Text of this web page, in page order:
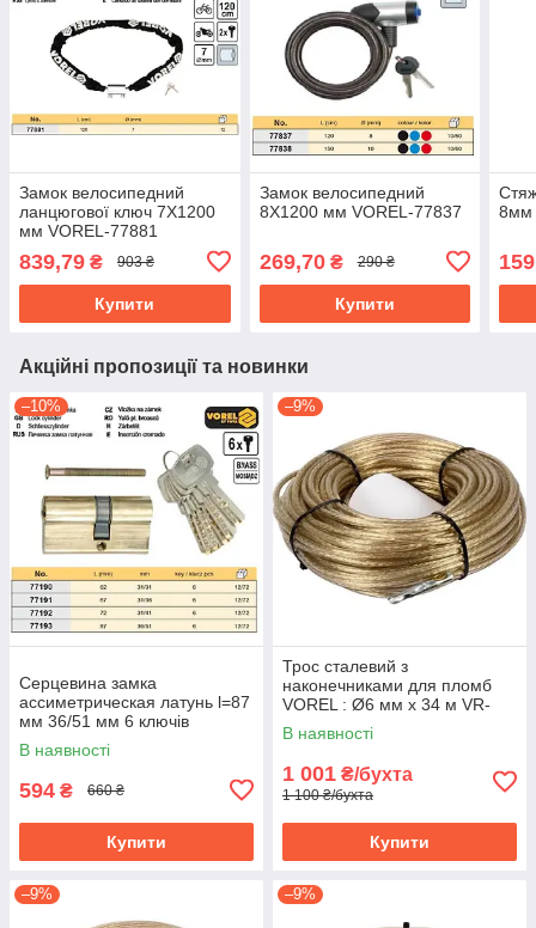
Замок велосипедний
ланцюгової ключ 7Х1200
мм VOREL-77881
839,79 ₴ 903 ₴
Купити
Замок велосипедний
8Х1200 мм VOREL-77837
269,70₴ 290 ₴
Купити
8мм
Акційні пропозиції та новинки
–10%
Серцевина замка
ассиметрическая латунь l=87
мм 36/51 мм 6 ключів
VOREL-77193
В наявності
594 ₴ 660 ₴
Купити
–9%
Трос сталевий з
наконечниками для пломб
VOREL : Ø6 мм x 34 м VR-
85003
В наявності
1 001 ₴/бухта
1 100 ₴/бухта
Купити
–9% –9%